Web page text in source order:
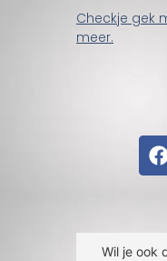
Checkje gek
meer.
Wil je ook